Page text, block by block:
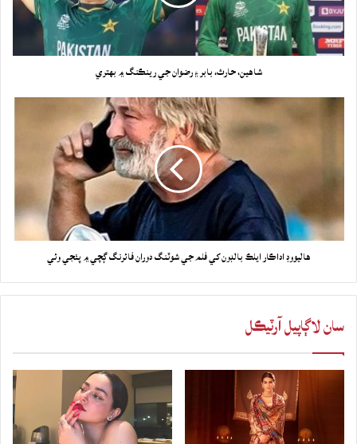
شاهين، حارث، بابر ۽ رضوان جي رينڪنگ ۾ بهتري
هاليووڊ اداڪار ايلڪ بالڊون کي فلم جي شوٽنگ دوران فائرنگ ڳچي ۾ پئجي وئي
سان لاڳاپيل آرٽيڪل